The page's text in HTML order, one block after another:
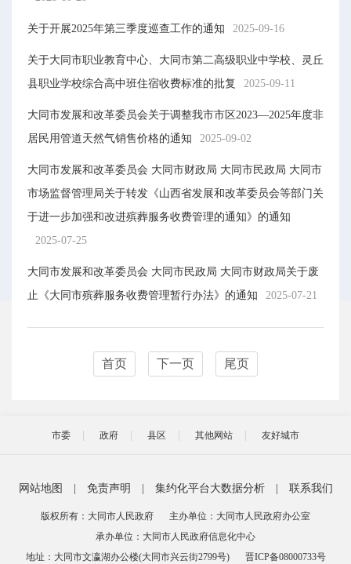
关于开展2025年第三季度巡查工作的通知 2025-09-16
关于大同市职业教育中心、大同市第二高级职业中学校、灵丘
县职业学校综合高中班住宿收费标准的批复
2025-09-11
大同市发展和改革委员会关于调整我市市区2023—2025年度非
居民用管道天然气销售价格的通知
2025-09-02
大同市发展和改革委员会 大同市财政局 大同市民政局 大同市
市场监督管理局关于转发《山西省发展和改革委员会等部门关
于进一步加强和改进殡葬服务收费管理的通知》的通知
2025-07-25
大同市发展和改革委员会 大同市民政局 大同市财政局关于废
止《大同市殡葬服务收费管理暂行办法》的通知
2025-07-21
首页 下一页 尾页
市委 政府 县区 其他网站 友好城市
网站地图 免责声明 集约化平台大数据分析 联系我们
版权所有：大同市人民政府
主办单位：大同市人民政府办公室
承办单位：大同市人民政府信息化中心
地址：大同市文瀛湖办公楼(大同市兴云街2799号)
晋ICP备08000733号